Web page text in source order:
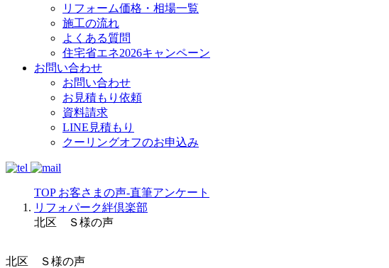
リフォーム価格・相場一覧
施工の流れ
よくある質問
住宅省エネ2026キャンペーン
お問い合わせ
お問い合わせ
お見積もり依頼
資料請求
LINE見積もり
クーリングオフのお申込み
TOP お客さまの声-直筆アンケート
リフォパーク絆倶楽部
北区 Ｓ様の声
北区 Ｓ様の声